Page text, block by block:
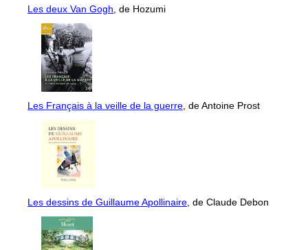
Les deux Van Gogh, de Hozumi
Les Français à la veille de la guerre, de Antoine Prost
Les dessins de Guillaume Apollinaire, de Claude Debon